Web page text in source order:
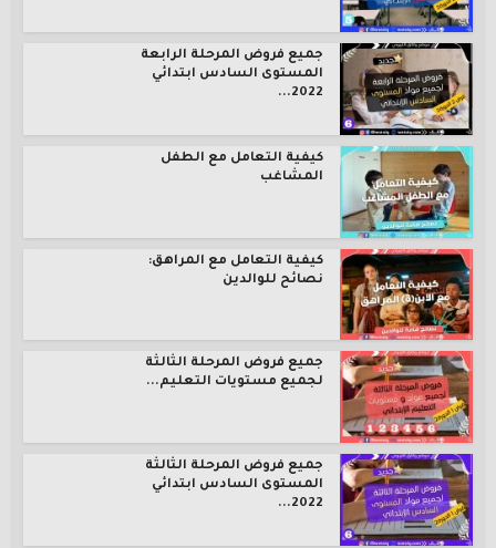
جميع فروض المرحلة الرابعة
المستوى السادس ابتدائي
2022...
كيفية التعامل مع الطفل
المشاغب
كيفية التعامل مع المراهق:
نصائح للوالدين
جميع فروض المرحلة الثالثة
لجميع مستويات التعليم...
جميع فروض المرحلة الثالثة
المستوى السادس ابتدائي
2022...